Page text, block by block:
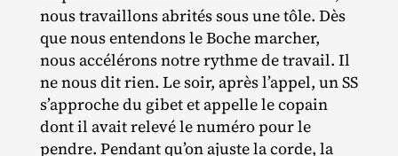
nous travaillons abrités sous une tôle. Dès
que nous entendons le Boche marcher,
nous accélérons notre rythme de travail. Il
ne nous dit rien. Le soir, après l’appel, un SS
s’approche du gibet et appelle le copain
dont il avait relevé le numéro pour le
pendre. Pendant qu’on ajuste la corde, la